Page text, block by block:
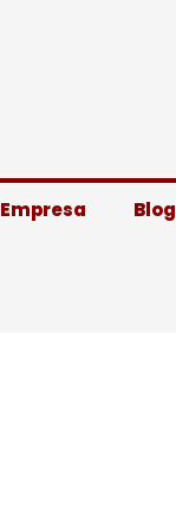
Empresa Blog